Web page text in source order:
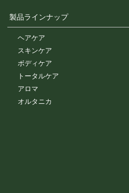
お客様からの会員登録を承認し
会員登録の申し込みを当社が受け
した場合や、本人以外の第三者の
去に会員除名処分を受けたことが
適当と判断した時は、その会員登
ります。
また一度承認した会員であっても
とが判明した場合は、ただちに承
きます。
当サイトを利用する会員は当サイ
なる情報もコピー、又は他へ転用
当社が提供する当サイトの掲載内
製品ラインナップ
ヘアケア
スキンケア
ボディケア
トータルケア
アロマ
オルタニカ